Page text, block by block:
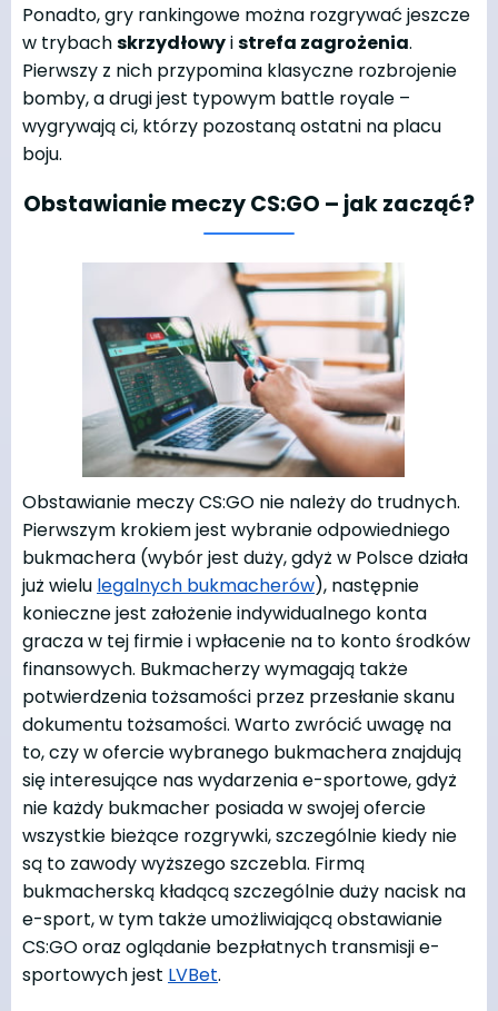
Ponadto, gry rankingowe można rozgrywać jeszcze
w trybachskrzydłowyistrefa zagrożenia.
Pierwszy z nich przypomina klasyczne rozbrojenie
bomby, a drugi jest typowym battle royale –
wygrywają ci, którzy pozostaną ostatni na placu
boju.
Obstawianie meczy CS:GO – jak zacząć?
Obstawianie meczy CS:GO nie należy do trudnych.
Pierwszym krokiem jest wybranie odpowiedniego
bukmachera (wybór jest duży, gdyż w Polsce działa
już wielu legalnych bukmacherów), następnie
konieczne jest założenie indywidualnego konta
gracza w tej firmie i wpłacenie na to konto środków
finansowych. Bukmacherzy wymagają także
potwierdzenia tożsamości przez przesłanie skanu
dokumentu tożsamości. Warto zwrócić uwagę na
to, czy w ofercie wybranego bukmachera znajdują
się interesujące nas wydarzenia e-sportowe, gdyż
nie każdy bukmacher posiada w swojej ofercie
wszystkie bieżące rozgrywki, szczególnie kiedy nie
są to zawody wyższego szczebla. Firmą
bukmacherską kładącą szczególnie duży nacisk na
e-sport, w tym także umożliwiającą obstawianie
CS:GO oraz oglądanie bezpłatnych transmisji e-
sportowych jest LVBet.